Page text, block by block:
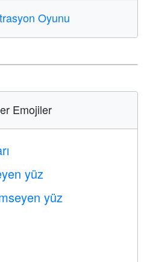
Oyunu
Emojiler
yüz
yüz